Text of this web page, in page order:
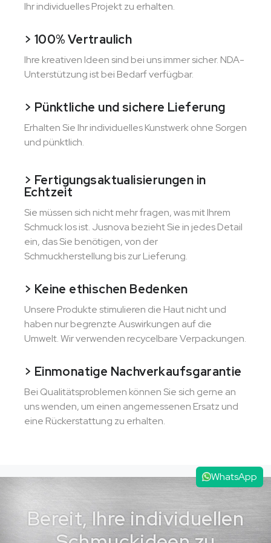
Ihr individuelles Projekt zu erhalten.
> 100% Vertraulich
Ihre kreativen Ideen sind bei uns immer sicher. NDA-
Unterstützung ist bei Bedarf verfügbar.
> Pünktliche und sichere Lieferung
Erhalten Sie Ihr individuelles Kunstwerk ohne Sorgen
und pünktlich.
> Fertigungsaktualisierungen in
Echtzeit
Sie müssen sich nicht mehr fragen, was mit Ihrem
Schmuck los ist. Jusnova bezieht Sie in jedes Detail
ein, das Sie benötigen, von der
Schmuckherstellung bis zur Lieferung.
> Keine ethischen Bedenken
Unsere Produkte stimulieren die Haut nicht und
haben nur begrenzte Auswirkungen auf die
Umwelt. Wir verwenden recycelbare Verpackungen.
> Einmonatige Nachverkaufsgarantie
Bei Qualitätsproblemen können Sie sich gerne an
uns wenden, um einen angemessenen Ersatz und
eine Rückerstattung zu erhalten.
Bereit, Ihre individuellen
WhatsApp